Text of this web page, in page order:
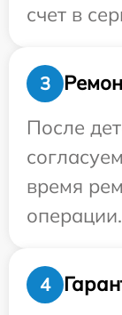
счет в
3
После
время
операции.
4